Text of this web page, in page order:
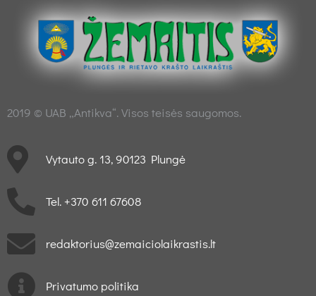
2019 © UAB „Antikva“. Visos teisės saugomos.
Vytauto g. 13, 90123 Plungė
Tel. +370 611 67608
redaktorius@zemaiciolaikrastis.lt
Privatumo politika